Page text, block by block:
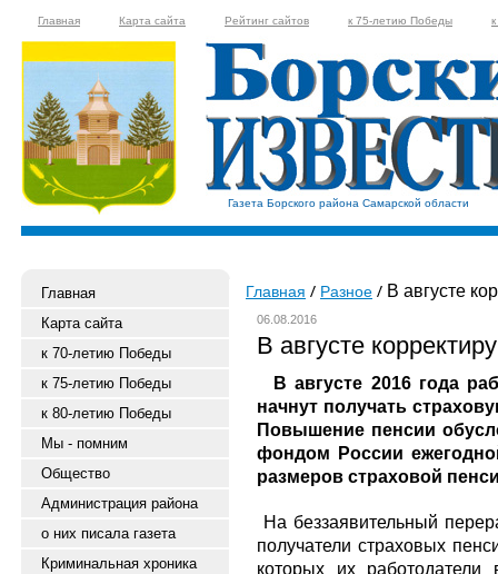
Главная Карта сайта Рейтинг сайтов к 75-летию Победы
Газета Борского района Самарской области
Главная
Карта сайта
к 70-летию Победы
к 75-летию Победы
к 80-летию Победы
Мы - помним
Общество
Администрация района
о них писала газета
Криминальная хроника
Главная Разное В августе
06.08.2016
В августе
В августе 2016 года
начнут получать
Повышение пенсии
фондом России
размеров страховой
На беззаявительный
получатели страховых
которых их